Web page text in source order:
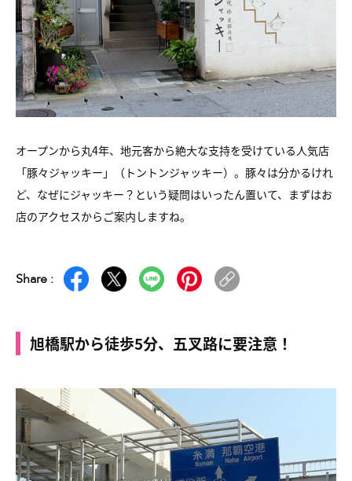
オープンから丸4年、地元客から絶大な支持を受けている人気店
「豚々ジャッキー」（トントンジャッキー）。 豚々は分かるけれ
ど、なぜにジャッキー？という疑問はいったん置いて、 まずはお
店のアクセスからご案内しますね。
Share :
旭橋駅から徒歩5分、五叉路に要注意！